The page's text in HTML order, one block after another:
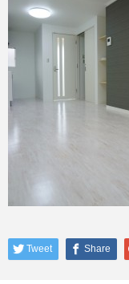
Tweet Share